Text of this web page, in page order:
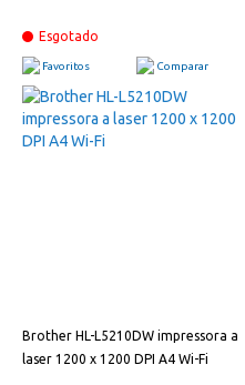
Esgotado
Favoritos Comparar
Brother HL-L5210DW impressora a
laser 1200 x 1200 DPI A4 Wi-Fi